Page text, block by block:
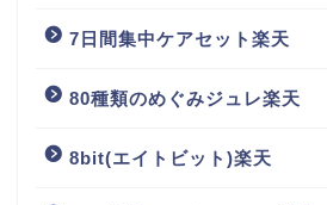
7日間集中ケアセット楽天
80種類のめぐみジュレ楽天
8bit(エイトビット)楽天